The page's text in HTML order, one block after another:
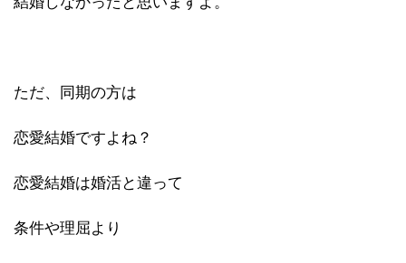
ただ、同期の方は
恋愛結婚ですよね？
恋愛結婚は婚活と違って
条件や理屈より